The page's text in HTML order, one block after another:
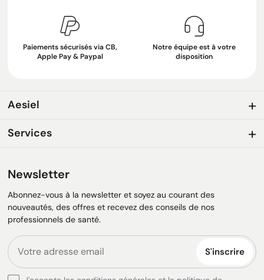
Paiements sécurisés via CB,
Apple Pay & Paypal
Notre équipe est à votre
disposition
Aesiel
Services
Newsletter
Abonnez-vous à la newsletter et soyez au courant des
nouveautés, des offres et recevez des conseils de nos
professionnels de santé.
S'inscrire